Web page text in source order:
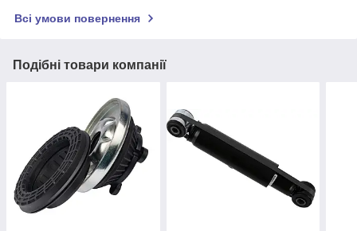
Всі умови повернення
Подібні товари компанії